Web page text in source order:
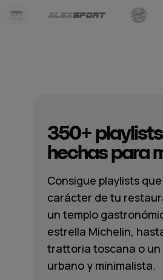
350+ playlists
hechas para
Consigue playlists
carácter de tu
un templo
estrella Michelin,
trattoria toscana o un
urbano y minimalista.